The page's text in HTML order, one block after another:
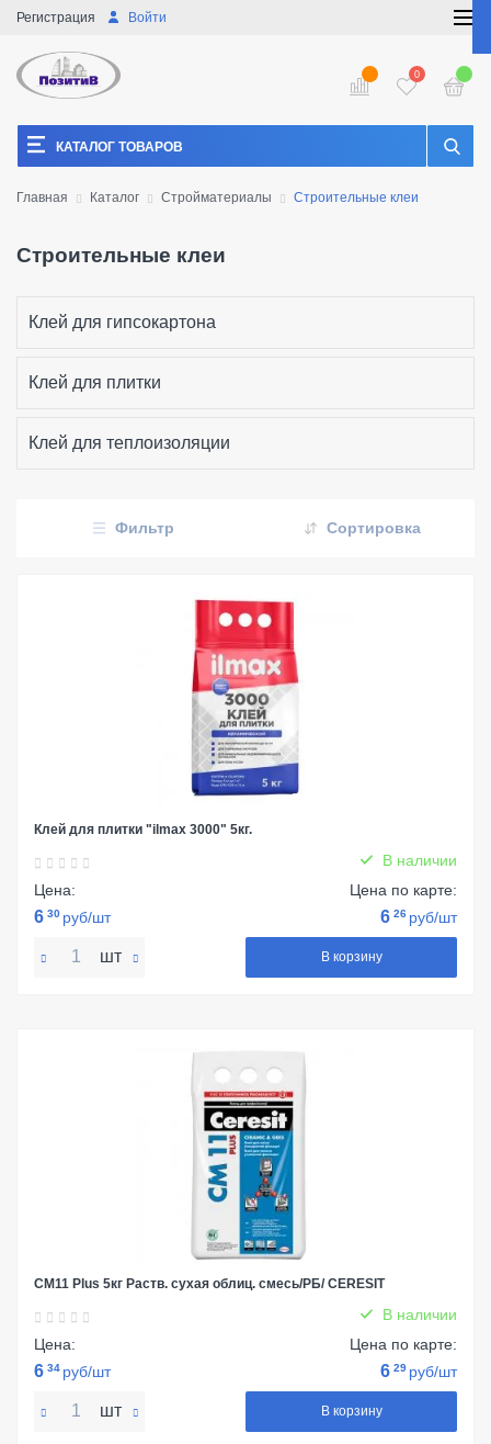
Войти
Регистрация
0
КАТАЛОГ ТОВАРОВ
Главная Каталог Стройматериалы Строительные клеи
Строительные клеи
Клей для гипсокартона
Клей для плитки
Клей для теплоизоляции
Фильтр Сортировка
Клей для плитки "ilmax 3000" 5кг.
В наличии
Цена:
6 30 руб/шт
Цена по карте:
6 26 руб/шт
шт В корзину
СМ11 Plus 5кг Раств. сухая облиц. смесь/РБ/ CERESIT
В наличии
Цена:
6 34 руб/шт
Цена по карте:
6 29 руб/шт
шт В корзину